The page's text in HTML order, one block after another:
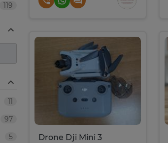
Drone Dji Mini 3
119
11
97
5